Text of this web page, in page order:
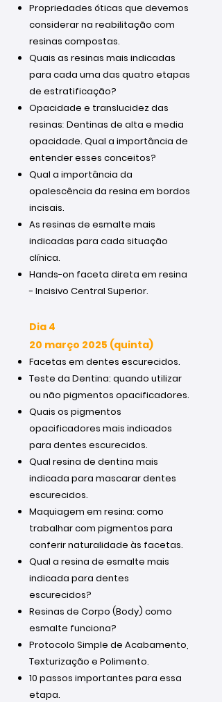
Propriedades óticas que devemos
considerar na reabilitação com
resinas compostas.
Quais as resinas mais indicadas
para cada uma das quatro etapas
de estratificação?
Opacidade e translucidez das
resinas: Dentinas de alta e media
opacidade. Qual a importância de
entender esses conceitos?
Qual a importância da
opalescência da resina em bordos
incisais.
As resinas de esmalte mais
indicadas para cada situação
clínica.
Hands-on faceta direta em resina
- Incisivo Central Superior.
Dia 4
20 março 2025 (quinta)
Facetas em dentes escurecidos.
Teste da Dentina: quando utilizar
ou não pigmentos opacificadores.
Quais os pigmentos
opacificadores mais indicados
para dentes escurecidos.
Qual resina de dentina mais
indicada para mascarar dentes
escurecidos.
Maquiagem em resina: como
trabalhar com pigmentos para
conferir naturalidade às facetas.
Qual a resina de esmalte mais
indicada para dentes
escurecidos?
Resinas de Corpo (Body) como
esmalte funciona?
Protocolo Simple de Acabamento,
Texturização e Polimento.
10 passos importantes para essa
etapa.